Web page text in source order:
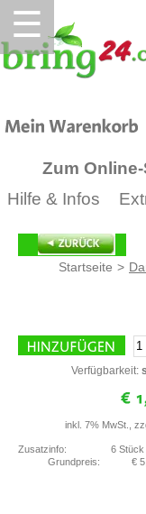
☰
Zum
Hilfe & Infos
Startseite >
Verfügbarkeit:
inkl. 7% MwSt.,
Zusatzinfo:
6 Stück
Grundpreis:
€